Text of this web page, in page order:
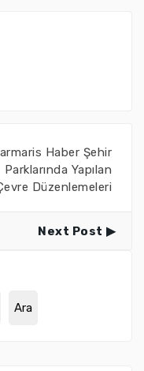
Haber Şehir
Parklarında Yapılan
Düzenlemeleri
Next Post
Ara